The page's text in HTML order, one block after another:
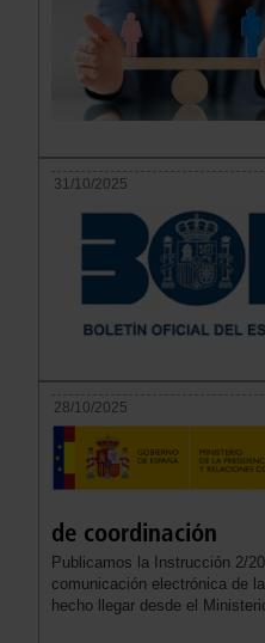
31/10/2025
28/10/2025
de coordinación
Publicamos la Instrucción 2/
comunicación electrónica de
hecho llegar desde el